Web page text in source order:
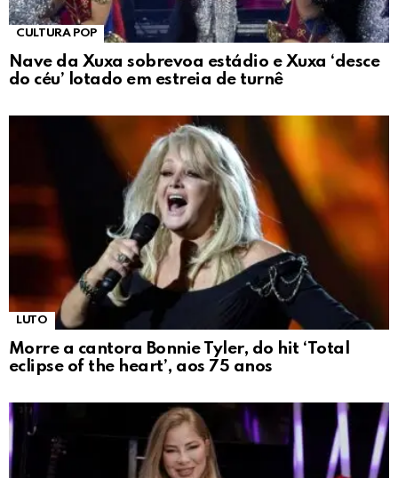
CULTURA POP
Nave da Xuxa sobrevoa estádio e Xuxa ‘desce
do céu’ lotado em estreia de turnê
LUTO
Morre a cantora Bonnie Tyler, do hit ‘Total
eclipse of the heart’, aos 75 anos